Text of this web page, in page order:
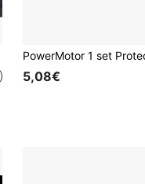
5,08€